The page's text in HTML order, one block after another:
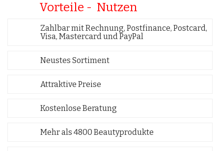
Vorteile - Nutzen
Zahlbar mit Rechnung, Postfinance, Postcard,
Visa, Mastercard und PayPal
Neustes Sortiment
Attraktive Preise
Kostenlose Beratung
Mehr als 4800 Beautyprodukte